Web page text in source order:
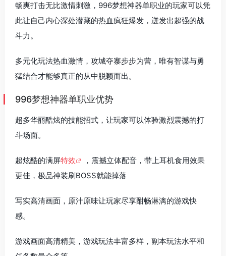
畅爽打击无比激情刺激，996梦想神器单职业的玩家可以凭
此让自己内心深处潜藏的热血疯狂爆发，迸发出超强的战
斗力。
多元化玩法热血激情，攻城夺寨步步为营，唯有智谋与勇
猛结合才能够真正的从中脱颖而出。
996梦想神器单职业优势
超多华丽酷炫的技能招式，让玩家可以体验激烈震撼的打
斗场面。
超炫酷的满屏特效
，震撼立体配音，带上耳机食用效果
更佳，极品神装刷BOSS就能掉落
写实高清画面，原汁原味让玩家尽享酣畅淋漓的游戏快
感。
游戏画面高清精美，游戏玩法丰富多样，副本玩法水平和